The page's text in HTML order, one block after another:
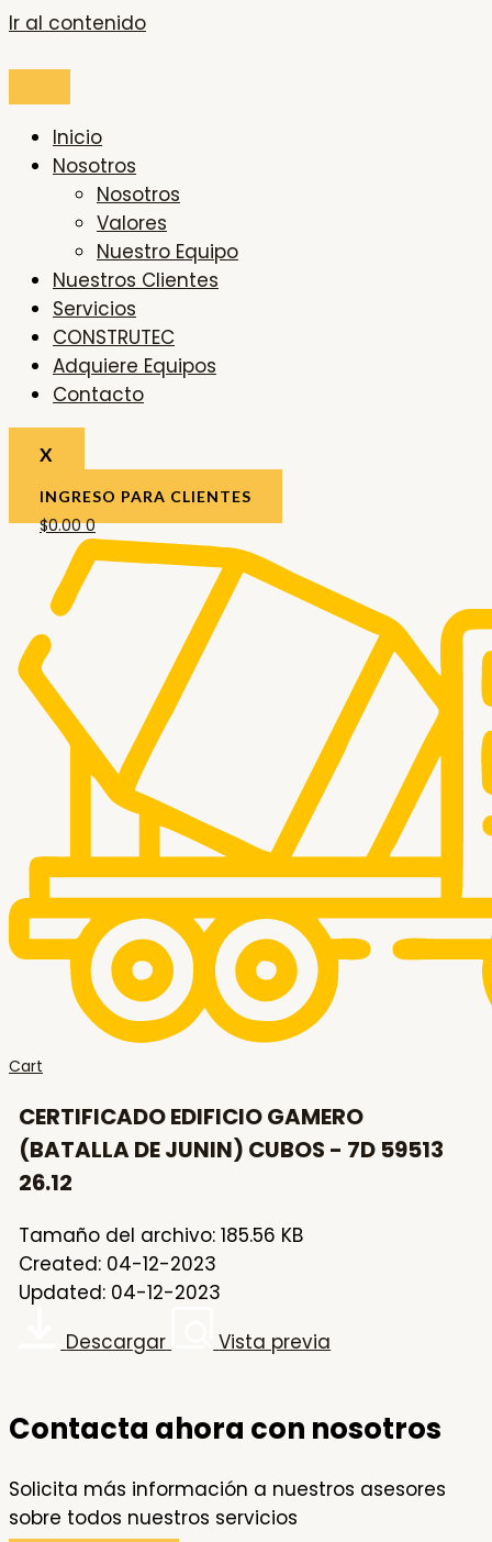
Ir al contenido
Inicio
Nosotros
Nosotros
Valores
Nuestro Equipo
Nuestros Clientes
Servicios
CONSTRUTEC
Adquiere Equipos
Contacto
X
INGRESO PARA CLIENTES
$0.00 0
Cart
CERTIFICADO EDIFICIO GAMERO
(BATALLA DE JUNIN) CUBOS - 7D 59513
26.12
Tamaño del archivo: 185.56 KB
Created: 04-12-2023
Updated: 04-12-2023
Descargar
Vista previa
Contacta ahora con nosotros
Solicita más información a nuestros asesores
sobre todos nuestros servicios